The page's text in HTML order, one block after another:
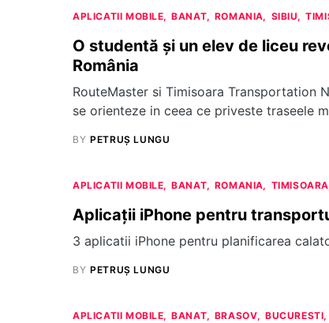
APLICATII MOBILE BANAT ROMANIA SIBIU
O studentă și un elev de liceu
România
RouteMaster si Timisoara Transportation
se orienteze in ceea ce priveste traseele
BY PETRUȘ LUNGU
APLICATII MOBILE BANAT ROMANIA TIMISOARA
Aplicații iPhone pentru
3 aplicatii iPhone pentru planificarea
BY PETRUȘ LUNGU
APLICATII MOBILE BANAT BRASOV BUCURESTI